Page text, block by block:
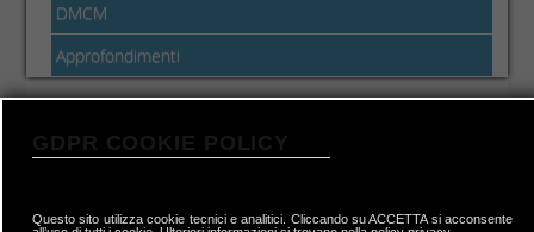
DMCM
Approfondimenti
Pannello di Controllo DMClient
GDPR COOKIE POLICY
Questo sito utilizza cookie tecnici e analitici. Cliccando su ACCETTA si acconsente